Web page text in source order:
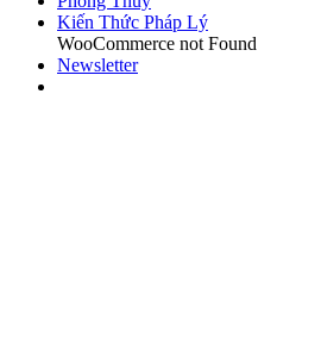
Kiến Thức Pháp Lý
WooCommerce not Found
Newsletter